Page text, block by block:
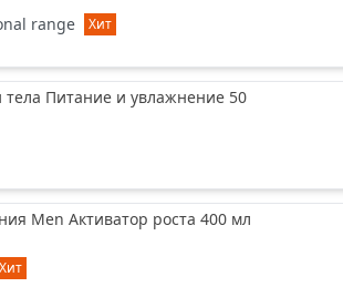
range
Хит
Питание и увлажнение 50
Men Активатор роста 400 мл
Хит